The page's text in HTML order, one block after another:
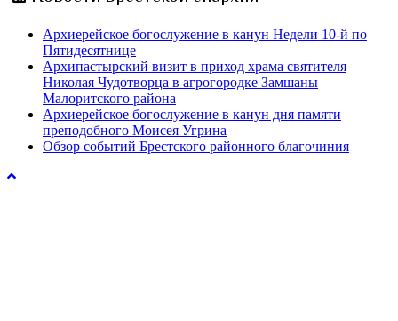
Архиерейское богослужение в канун Недели 10-й по
Пятидесятнице
Архипастырский визит в приход храма святителя
Николая Чудотворца в агрогородке Замшаны
Малоритского района
Архиерейское богослужение в канун дня памяти
преподобного Моисея Угрина
Обзор событий Брестского районного благочиния